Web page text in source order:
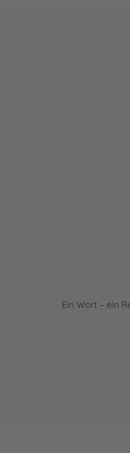
Ein Wort – ein